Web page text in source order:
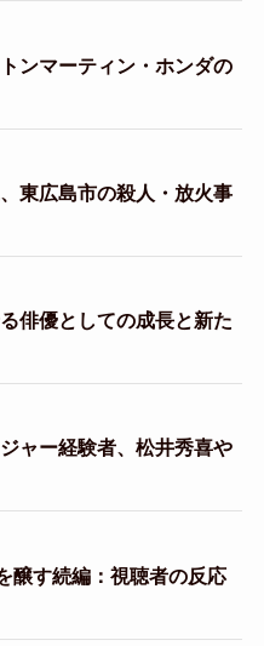
ンマーティン・ホンダの
東広島市の殺人・放火事
俳優としての成長と新た
ャー経験者、松井秀喜や
醸す続編：視聴者の反応